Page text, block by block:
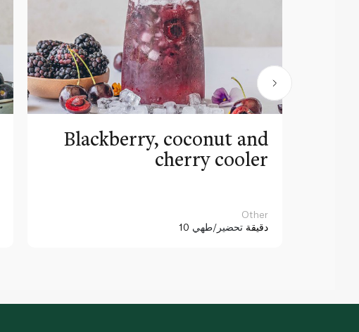
Blackberry, coconut and
cherry cooler
Other
10 دقيقة تحضير/طهي